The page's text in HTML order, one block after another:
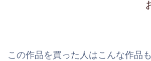
この作品を買った人はこんな作品